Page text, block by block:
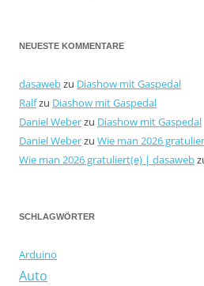
NEUESTE KOMMENTARE
dasawebzu Diashow mit Gaspedal
Ralfzu Diashow mit Gaspedal
Daniel Weberzu Diashow mit Gaspedal
Daniel Weberzu Wie man 2026
Wie man 2026 gratuliert(e) | dasaweb
SCHLAGWÖRTER
Arduino
Auto